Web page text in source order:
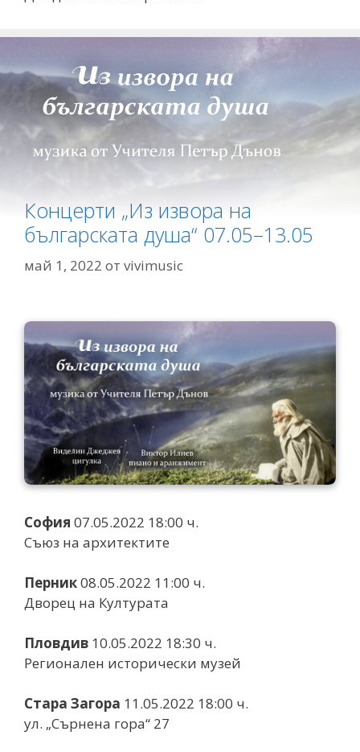
Концерти „Из извора на
българската душа“ 07.05–13.05
май 1, 2022 от vivimusic
София 07.05.2022 18:00 ч.
Съюз на архитектите
Перник08.05.2022 11:00 ч.
Дворец на Културата
Пловдив 10.05.2022 18:30 ч.
Регионален исторически музей
Стара Загора 11.05.2022 18:00 ч.
ул. „Сърнена гора“ 27